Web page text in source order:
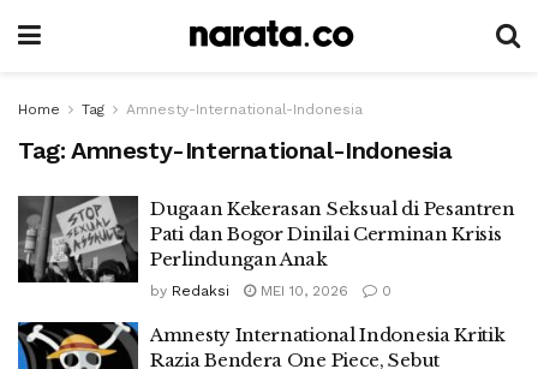
Home Tag Amnesty-International-Indonesia
Tag: Amnesty-International-Indonesia
Dugaan Kekerasan Seksual di Pesantren
Pati dan Bogor Dinilai Cerminan Krisis
Perlindungan Anak
by Redaksi MEI 10, 2026 0
Amnesty International Indonesia Kritik
Razia Bendera One Piece, Sebut